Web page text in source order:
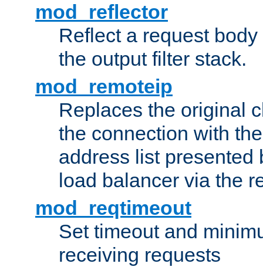
mod_reflector
Reflect a request
the output filter stack.
mod_remoteip
Replaces the original
the connection with
address list presented
load balancer via the
mod_reqtimeout
Set timeout and
receiving requests